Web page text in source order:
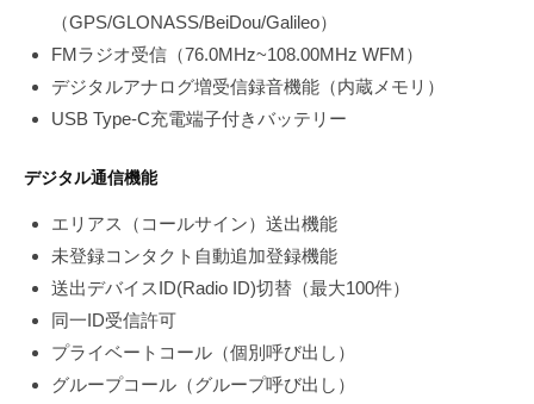
（GPS/GLONASS/BeiDou/Galileo）
FMラジオ受信（76.0MHz~108.00MHz WFM）
デジタルアナログ増受信録音機能（内蔵メモリ）
USB Type-C充電端子付きバッテリー
デジタル通信機能
エリアス（コールサイン）送出機能
未登録コンタクト自動追加登録機能
送出デバイスID(Radio ID)切替（最大100件）
同一ID受信許可
プライベートコール（個別呼び出し）
グループコール（グループ呼び出し）